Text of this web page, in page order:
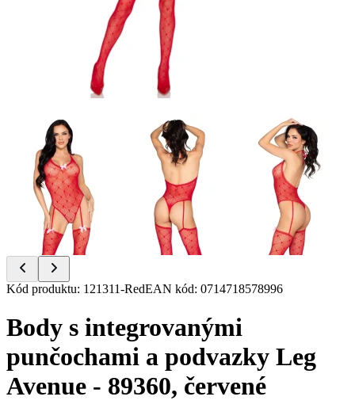
Item
of
Kód produktu: 121311-RedEAN kód: 0714718578996
Body s integrovanými
punčochami a podvazky Leg
Avenue - 89360, červené